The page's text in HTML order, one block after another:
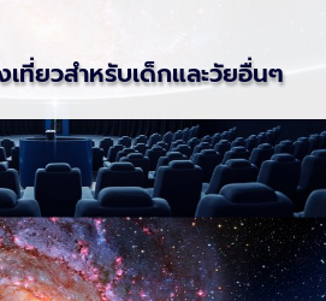
ที่ยวสำหรับเด็กและวัยอื่นๆ